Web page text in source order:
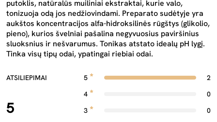
putoklis, natūralūs muiliniai ekstraktai, kurie valo,
tonizuoja odą jos nedžiovindami. Preparato sudėtyje yra
aukštos koncentracijos alfa-hidroksilinės rūgštys (glikolio,
pieno), kurios švelniai pašalina negyvuosius paviršinius
sluoksnius ir nešvarumus. Tonikas atstato idealų pH lygį.
Tinka visų tipų odai, ypatingai riebiai odai.
ATSILIEPIMAI
5
5
2
4
0
3
0